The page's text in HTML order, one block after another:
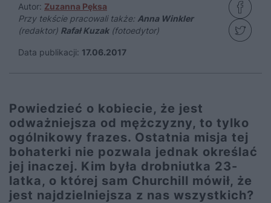
Autor: Zuzanna Pęksa
Przy tekście pracowali także: Anna Winkler
(redaktor) Rafał Kuzak(fotoedytor)
Data publikacji: 17.06.2017
Powiedzieć o kobiecie, że jest
odważniejsza od mężczyzny, to tylko
ogólnikowy frazes. Ostatnia misja tej
bohaterki nie pozwala jednak określać
jej inaczej. Kim była drobniutka 23-
latka, o której sam Churchill mówił, że
jest najdzielniejsza z nas wszystkich?